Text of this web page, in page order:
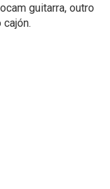
guitarra, outro